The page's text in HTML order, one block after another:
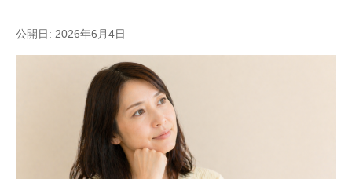
公開日: 2026年6月4日
料金表
採用情報
その他